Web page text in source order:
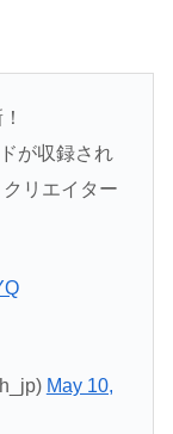
が収録され
リエイター
May 10,